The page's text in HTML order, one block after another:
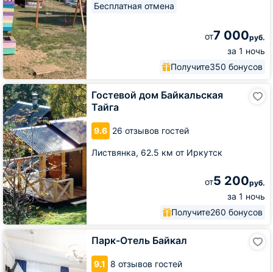
Бесплатная отмена
от7 000руб.
за 1 ночь
Получите350 бонусов
Гостевой дом Байкальская
Тайга
9.6 26 отзывов гостей
Листвянка, 62.5 км от Иркутск
от5 200руб.
за 1 ночь
Получите260 бонусов
Гостевой
дом
Байкальская
Тайга
Парк-Отель Байкал
9.1 8 отзывов гостей
Отель
Байкал